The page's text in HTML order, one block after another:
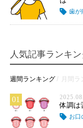
歯が
人気記事ランキ
週間ランキング 月間ラ
01
体調は
お口